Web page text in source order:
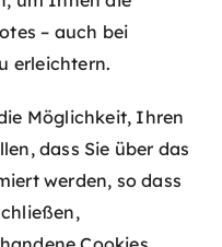
– auch bei
erleichtern.
Möglichkeit, Ihren
dass Sie über das
werden, so dass